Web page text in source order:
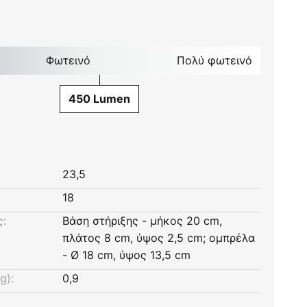
Φωτεινό Πολύ φωτεινό
450 Lumen
23,5
18
Βάση στήριξης - μήκος 20 cm,
πλάτος 8 cm, ύψος 2,5 cm; ομπρέλα
- Ø 18 cm, ύψος 13,5 cm
0,9